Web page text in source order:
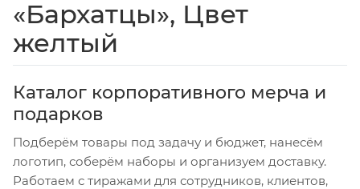
«Бархатцы», Цвет
желтый
Каталог корпоративного мерча и
подарков
Подберём товары под задачу и бюджет, нанесём
логотип, соберём наборы и организуем доставку.
Работаем с тиражами для сотрудников, клиентов,